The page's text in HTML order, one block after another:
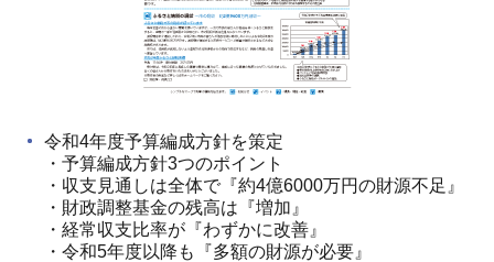
令和4年度予算編成方針を策定
・予算編成方針3つのポイント
・収支見通しは全体で『約4億6000万円の財源不足』
・財政調整基金の残高は『増加』
・経常収支比率が『わずかに改善』
・令和5年度以降も『多額の財源が必要』